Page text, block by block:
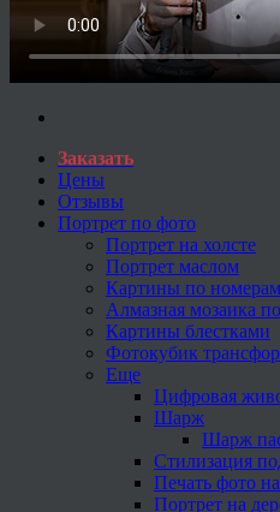
Заказать
Цены
Отзывы
Портрет по фото
Портрет на холсте
Портрет маслом
Картины по номерам
Алмазная мозаика
Картины блестками
Фотокубик
Еще
Цифровая
Шарж
Шарж
Стилизация
Печать фото
Портрет на